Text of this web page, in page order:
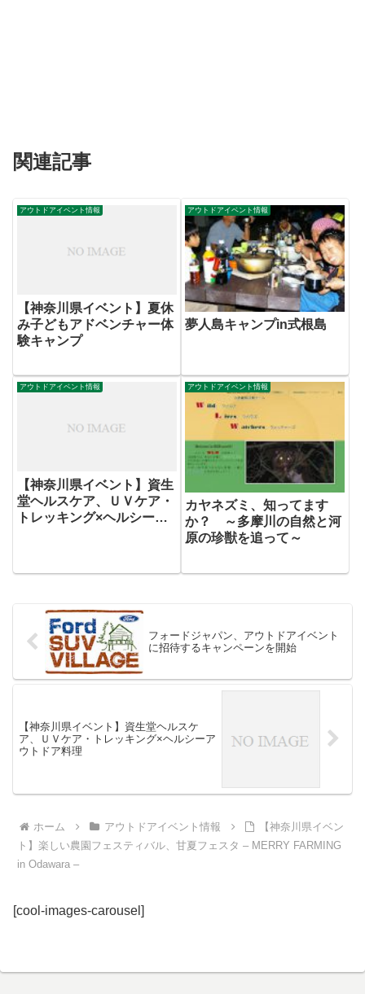
関連記事
アウトドアイベント情報
【神奈川県イベント】夏休
み子どもアドベンチャー体
験キャンプ
アウトドアイベント情報
夢人島キャンプin式根島
アウトドアイベント情報
【神奈川県イベント】資生
堂ヘルスケア、ＵＶケア・
トレッキング×ヘルシーア
アウトドアイベント情報
カヤネズミ、知ってます
か？ ～多摩川の自然と河
原の珍獣を追って～
フォードジャパン、アウトドアイベント
に招待するキャンペーンを開始
【神奈川県イベント】資生堂ヘルスケ
ア、ＵＶケア・トレッキング×ヘルシーア
ウトドア料理
ホーム アウトドアイベント情報
【神奈川県イベン
ト】楽しい農園フェスティバル、甘夏フェスタ – MERRY FARMING
in Odawara –
[cool-images-carousel]